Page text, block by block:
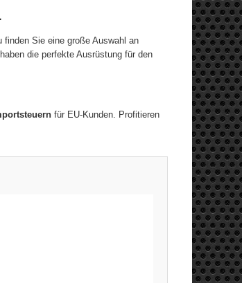
Sie eine große Auswahl an
die perfekte Ausrüstung für den
für EU-Kunden. Profitieren